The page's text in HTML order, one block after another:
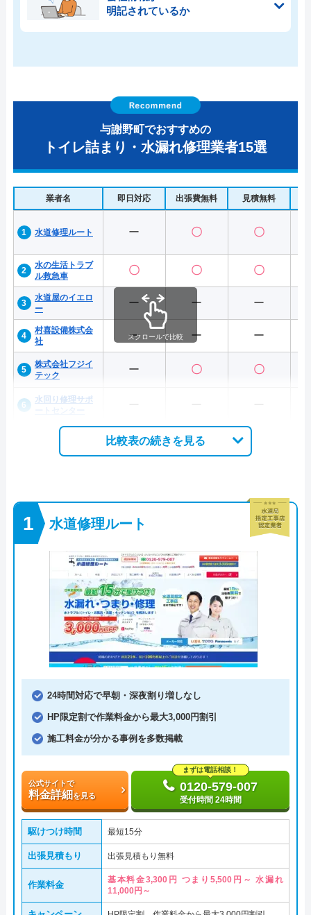
明記されているか
与謝野町でおすすめの
トイレ詰まり・水漏れ修理業者15選
業者名 即日対応 出張費無料 見積無料
水道修理ルート ー 〇 〇
水の生活トラブ
ル救急車
〇 〇 〇
水道屋のイエロ
ー
ー ー ー
村喜設備株式会
社
ー ー ー
株式会社フジイ
テック
ー 〇 〇
水回り修理サポ
スクロールで比較
比較表の続きを見る
水道修理ルート
24時間対応で早朝・深夜割り増しなし
HP限定割で作業料金から最大3,000円割引
施工料金が分かる事例を多数掲載
公式サイトで
料金詳細を見る
まずは電話相談！
0120-579-007
受付時間 24時間
駆けつけ時間 最短15分
出張見積もり 出張見積もり無料
作業料金
基本料金3,300円 つまり5,500円～ 水漏れ
11,000円～